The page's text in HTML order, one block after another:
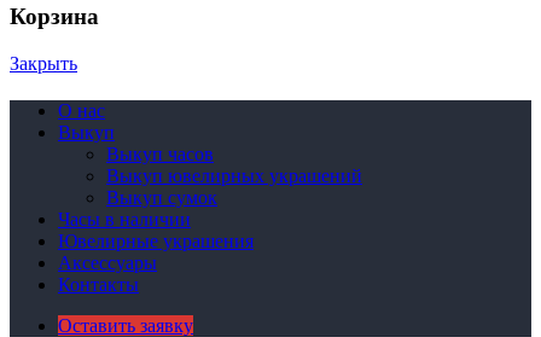
Корзина
Закрыть
О нас
Выкуп
Выкуп часов
Выкуп ювелирных украшений
Выкуп сумок
Часы в наличии
Ювелирные украшения
Аксессуары
Контакты
Оставить заявку